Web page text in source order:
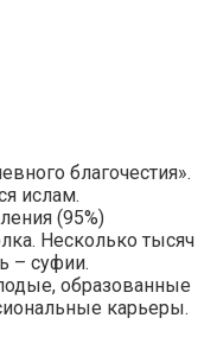
благочестия».
ислам.
(95%)
Несколько тысяч
– суфии.
образованные
карьеры.